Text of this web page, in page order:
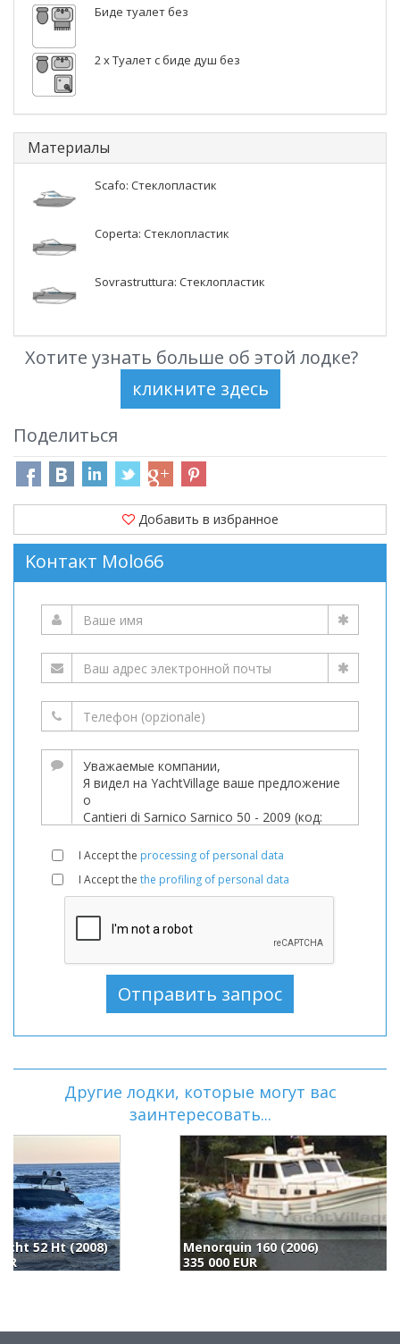
Биде туалет без
2 x Туалет с биде душ без
Материалы
Scafo: Стеклопластик
Coperta: Стеклопластик
Sovrastruttura: Стеклопластик
Хотите узнать больше об этой лодке?
Поделиться
Добавить в избранное
Kонтакт Molo66
I Accept the processing of personal data
I Accept the the profiling of personal data
Другие лодки, которые могут вас
заинтересовать...
Menorquin 160 (2006)
335 000 EUR